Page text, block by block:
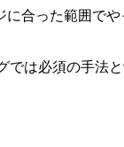
合った範囲で
は必須の手法と